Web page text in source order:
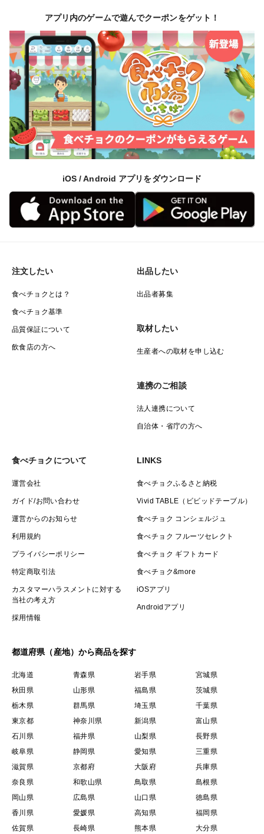
アプリ内のゲームで遊んでクーポンをゲット！
iOS / Android アプリをダウンロード
注文したい
食べチョクとは？
食べチョク基準
品質保証について
飲食店の方へ
出品したい
出品者募集
取材したい
生産者への取材を申し込む
連携のご相談
法人連携について
自治体・省庁の方へ
食べチョクについて
運営会社
ガイド/お問い合わせ
運営からのお知らせ
利用規約
プライバシーポリシー
特定商取引法
カスタマーハラスメントに対する
当社の考え方
採用情報
LINKS
食べチョクふるさと納税
Vivid TABLE（ビビッドテーブル）
食べチョク コンシェルジュ
食べチョク フルーツセレクト
食べチョク ギフトカード
食べチョク&more
iOSアプリ
Androidアプリ
都道府県（産地）から商品を探す
北海道 青森県 岩手県
宮城県
秋田県
山形県 福島県
茨城県
栃木県
群馬県 埼玉県
千葉県
東京都
神奈川県 新潟県
富山県
石川県
福井県 山梨県
長野県
岐阜県
静岡県 愛知県
三重県
滋賀県
京都府 大阪府
兵庫県
奈良県
和歌山県 鳥取県
島根県
岡山県
広島県 山口県
徳島県
香川県
愛媛県 高知県
福岡県
佐賀県
長崎県 熊本県 大分県